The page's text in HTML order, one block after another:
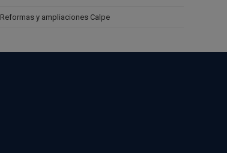
Reformas y ampliaciones Calpe